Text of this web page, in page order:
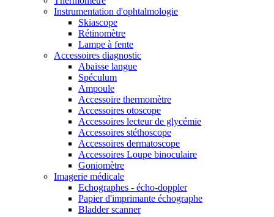
Instrumentation d'ophtalmologie
Skiascope
Rétinomètre
Lampe à fente
Accessoires diagnostic
Abaisse langue
Spéculum
Ampoule
Accessoire thermomètre
Accessoires otoscope
Accessoires lecteur de glycémie
Accessoires stéthoscope
Accessoires dermatoscope
Accessoires Loupe binoculaire
Goniomètre
Imagerie médicale
Echographes - écho-doppler
Papier d'imprimante échographe
Bladder scanner